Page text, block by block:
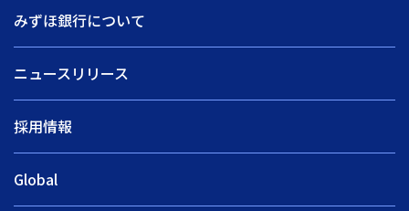
みずほ銀行について
ニュースリリース
採用情報
Global